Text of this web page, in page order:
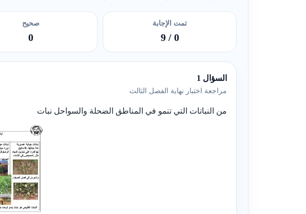
تمت الإجابة
0
/ 9
صحيح
0
السؤال 1
مراجعة اختبار نهاية الفصل الثالث
من النباتات التي تنمو في المناطق الضحلة والسواحل نبات